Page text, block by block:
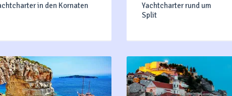
in den Kornaten
Yachtcharter rund um
Split